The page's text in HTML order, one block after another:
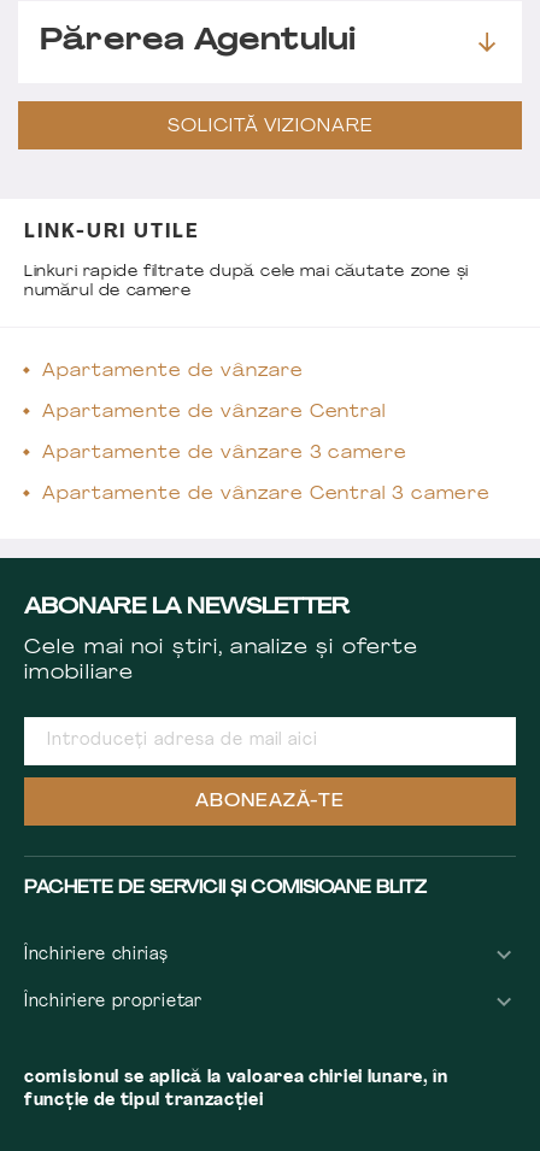
Părerea Agentului
SOLICITĂ VIZIONARE
LINK-URI UTILE
Linkuri rapide filtrate după cele mai căutate zone și
numărul de camere
Apartamente de vânzare
Apartamente de vânzare Central
Apartamente de vânzare 3 camere
Apartamente de vânzare Central 3 camere
ABONARE LA NEWSLETTER
Cele mai noi știri, analize și oferte
imobiliare
ABONEAZĂ-TE
PACHETE DE SERVICII ȘI COMISIOANE BLITZ
Închiriere chiriaș
Închiriere proprietar
comisionul se aplică la valoarea chiriei lunare, în
funcție de tipul tranzacției